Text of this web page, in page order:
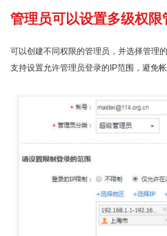
管理员可以设置多级权限
可以创建不同权限的管理员，并选择管理
支持设置允许管理员登录的IP范围，避免